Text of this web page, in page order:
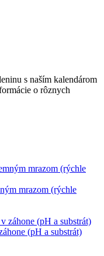
s naším kalendárom
o rôznych
mrazom (rýchle
(pH a substrát)